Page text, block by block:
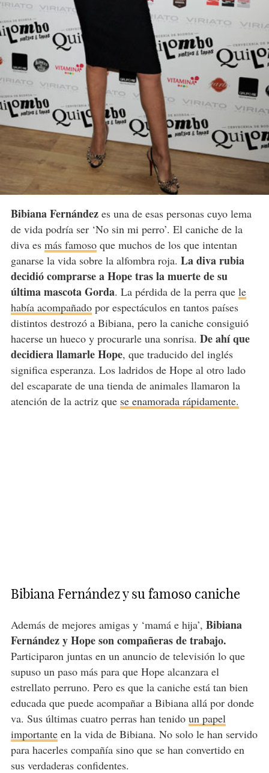
Bibiana Fernándezes una de esas personas cuyo lema
de vida podría ser ‘No sin mi perro’. El caniche de la
diva es más famosoque muchos de los que intentan
ganarse la vida sobre la alfombra roja. La diva rubia
decidió comprarse a Hope tras la muerte de su
última mascota Gorda. La pérdida de la perra que le
había acompañadopor espectáculos en tantos países
distintos destrozó a Bibiana, pero la caniche consiguió
hacerse un hueco y procurarle una sonrisa. De ahí que
decidiera llamarle Hope, que traducido del inglés
significa esperanza. Los ladridos de Hope al otro lado
del escaparate de una tienda de animales llamaron la
atención de la actriz que se enamorada rápidamente.
Bibiana Fernández y su famoso caniche
Además de mejores amigas y ‘mamá e hija’, Bibiana
Fernández y Hope son compañeras de trabajo.
Participaron juntas en un anuncio de televisión lo que
supuso un paso más para que Hope alcanzara el
estrellato perruno. Pero es que la caniche está tan bien
educada que puede acompañar a Bibiana allá por donde
va. Sus últimas cuatro perras han tenido un papel
importanteen la vida de Bibiana. No solo le han servido
para hacerles compañía sino que se han convertido en
sus verdaderas confidentes.